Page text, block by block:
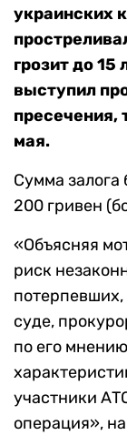
украинских
грозит до
выступил
пресечения,
мая.
Сумма залога
200 гривен
«Объясняя
риск
суде,
по его
участники
операция»,